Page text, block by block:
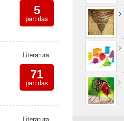
5
partidas
Literatura
71
partidas
Literatura